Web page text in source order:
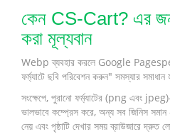
কেন CS-Cart? এর
করা মূল্যবান
Webp ব্যবহার করলে Google
ফর্ম্যাটে ছবি পরিবেশন করুন" সমস্যার সমাধান
সংক্ষেপে, পুরানো ফর্ম্যাটের (png এবং
ভালভাবে কম্প্রেস করে, অন্য সব জিনিস সমান
নেয় এবং পৃষ্ঠাটি দেখার সময় ব্রাউজারে